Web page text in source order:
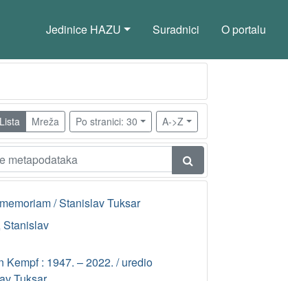
Jedinice HAZU Suradnici O portalu
Lista Mreža Po stranici: 30 A->Z
/ Stanislav Tuksar
Stanislav
Kempf : 1947. – 2022. / uredio